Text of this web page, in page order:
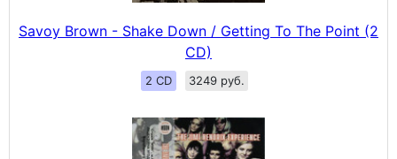
Savoy Brown - Shake Down / Getting To The Point (2
CD)
2 CD 3249 руб.